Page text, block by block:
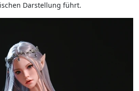
Darstellung führt.